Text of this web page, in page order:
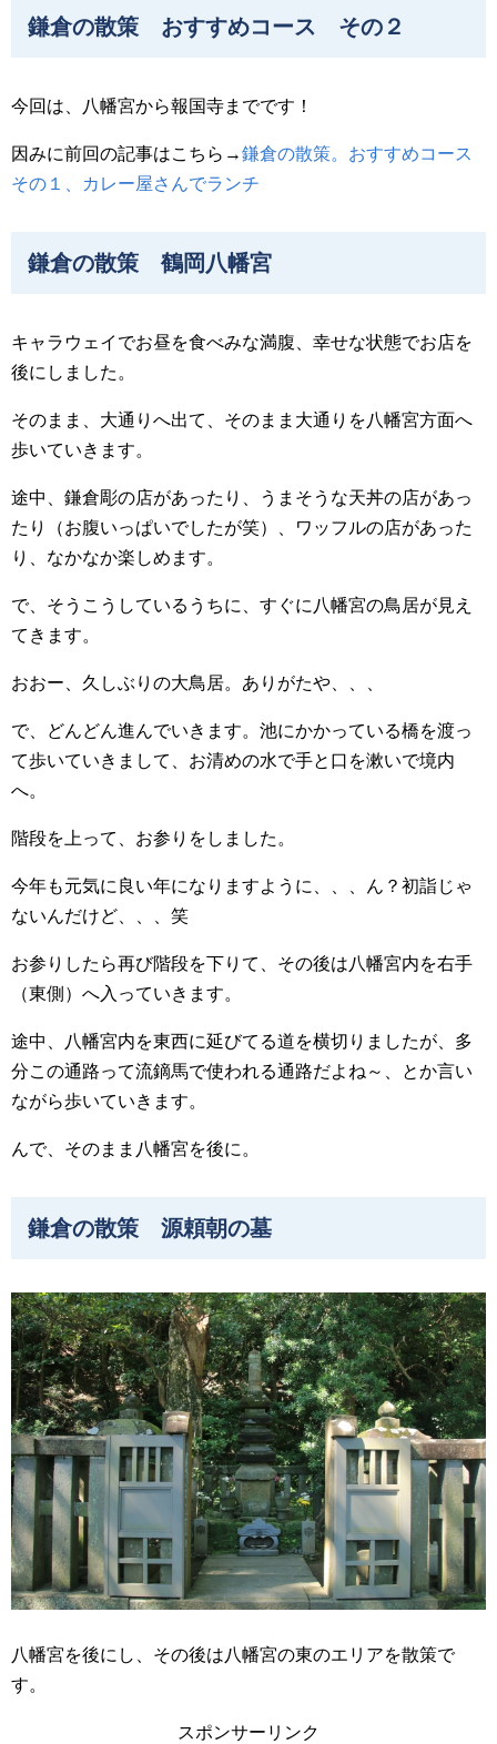
鎌倉の散策 おすすめコース その２
今回は、八幡宮から報国寺までです！
因みに前回の記事はこちら→鎌倉の散策。おすすめコース
その１、カレー屋さんでランチ
鎌倉の散策 鶴岡八幡宮
キャラウェイでお昼を食べみな満腹、幸せな状態でお店を
後にしました。
そのまま、大通りへ出て、そのまま大通りを八幡宮方面へ
歩いていきます。
途中、鎌倉彫の店があったり、うまそうな天丼の店があっ
たり（お腹いっぱいでしたが笑）、ワッフルの店があった
り、なかなか楽しめます。
で、そうこうしているうちに、すぐに八幡宮の鳥居が見え
てきます。
おおー、久しぶりの大鳥居。ありがたや、、、
で、どんどん進んでいきます。池にかかっている橋を渡っ
て歩いていきまして、お清めの水で手と口を漱いで境内
へ。
階段を上って、お参りをしました。
今年も元気に良い年になりますように、、、ん？初詣じゃ
ないんだけど、、、笑
お参りしたら再び階段を下りて、その後は八幡宮内を右手
（東側）へ入っていきます。
途中、八幡宮内を東西に延びてる道を横切りましたが、多
分この通路って流鏑馬で使われる通路だよね～、とか言い
ながら歩いていきます。
んで、そのまま八幡宮を後に。
鎌倉の散策 源頼朝の墓
八幡宮を後にし、その後は八幡宮の東のエリアを散策で
す。
スポンサーリンク